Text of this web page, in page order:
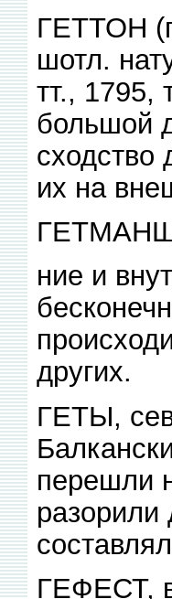
ГЕТТОН
шотл.
тт., 1795,
большой
сходство
их на
ние и
других.
ГЕТЫ,
перешли
ГЕФЕСТ, в